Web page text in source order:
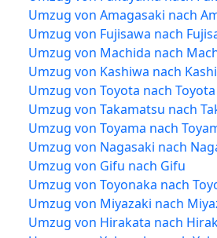
Umzug von Amagasaki nach
Umzug von Fujisawa nach
Umzug von Machida nach
Umzug von Kashiwa nach
Umzug von Toyota nach Toyota
Umzug von Takamatsu nach
Umzug von Toyama nach
Umzug von Nagasaki nach
Umzug von Gifu nach Gifu
Umzug von Toyonaka nach
Umzug von Miyazaki nach
Umzug von Hirakata nach